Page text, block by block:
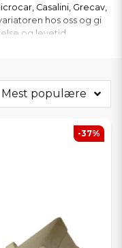
Casalini, Grecav,
hos oss og gi
og levetid.
Mest populære
-37%